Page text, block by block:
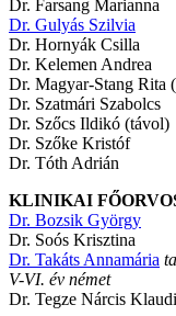
Dr. Farsang Marianna
Dr. Gulyás Szilvia
Dr. Hornyák Csilla
Dr. Kelemen Andrea
Dr. Magyar-Stang Rita
Dr. Szatmári Szabolcs
Dr. Szőcs Ildikó (távol)
Dr. Szőke Kristóf
Dr. Tóth Adrián
KLINIKAI
Dr. Bozsik György
Dr. Soós Krisztina
Dr. Takáts Annamária
V-VI. év német
Dr. Tegze Nárcis